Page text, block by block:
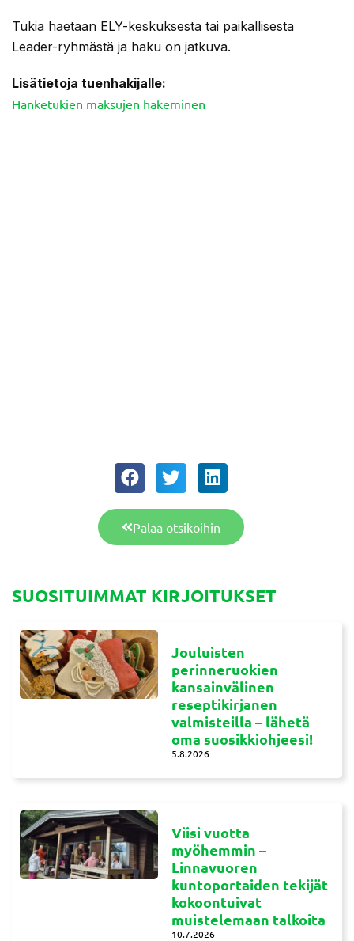
Tukia haetaan ELY-keskuksesta tai paikallisesta
Leader-ryhmästä ja haku on jatkuva.
Lisätietoja tuenhakijalle:
Hanketukien maksujen hakeminen
Palaa otsikoihin
SUOSITUIMMAT KIRJOITUKSET
Jouluisten
perinneruokien
kansainvälinen
reseptikirjanen
valmisteilla – lähetä
oma suosikkiohjeesi!
5.8.2026
Viisi vuotta
myöhemmin –
Linnavuoren
kuntoportaiden tekijät
kokoontuivat
muistelemaan talkoita
10.7.2026